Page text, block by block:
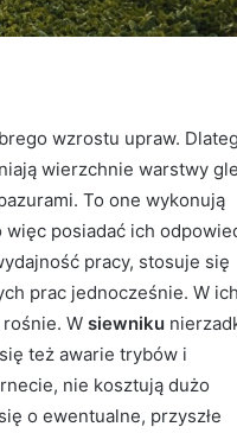
wzrostu upraw.
wierzchnie warstwy
To one wykonują
posiadać ich
pracy, stosuje się
prac jednocześnie. W ich
W siewniku
też awarie trybów i
nie kosztują dużo
o ewentualne, przyszłe